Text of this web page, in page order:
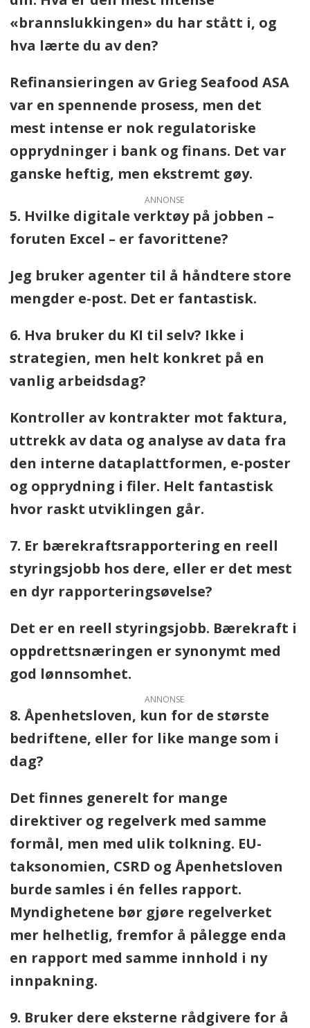
«brannslukkingen» du har stått i, og
hva lærte du av den?
Refinansieringen av Grieg Seafood ASA
var en spennende prosess, men det
mest intense er nok regulatoriske
opprydninger i bank og finans. Det var
ganske heftig, men ekstremt gøy.
ANNONSE
5. Hvilke digitale verktøy på jobben –
foruten Excel – er favorittene?
Jeg bruker agenter til å håndtere store
mengder e-post. Det er fantastisk.
6. Hva bruker du KI til selv? Ikke i
strategien, men helt konkret på en
vanlig arbeidsdag?
Kontroller av kontrakter mot faktura,
uttrekk av data og analyse av data fra
den interne dataplattformen, e-poster
og opprydning i filer. Helt fantastisk
hvor raskt utviklingen går.
7. Er bærekraftsrapportering en reell
styringsjobb hos dere, eller er det mest
en dyr rapporteringsøvelse?
Det er en reell styringsjobb. Bærekraft i
oppdrettsnæringen er synonymt med
god lønnsomhet.
ANNONSE
8. Åpenhetsloven, kun for de største
bedriftene, eller for like mange som i
dag?
Det finnes generelt for mange
direktiver og regelverk med samme
formål, men med ulik tolkning. EU-
taksonomien, CSRD og Åpenhetsloven
burde samles i én felles rapport.
Myndighetene bør gjøre regelverket
mer helhetlig, fremfor å pålegge enda
en rapport med samme innhold i ny
innpakning.
9. Bruker dere eksterne rådgivere for å